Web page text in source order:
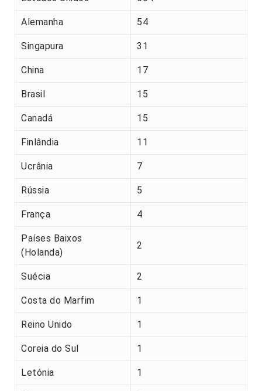
Alemanha 54
Singapura 31
China 17
Brasil 15
Canadá 15
Finlândia 11
Ucrânia 7
Rússia 5
França 4
Países Baixos
(Holanda)
2
Suécia 2
Costa do Marfim 1
Reino Unido 1
Coreia do Sul 1
Letónia 1